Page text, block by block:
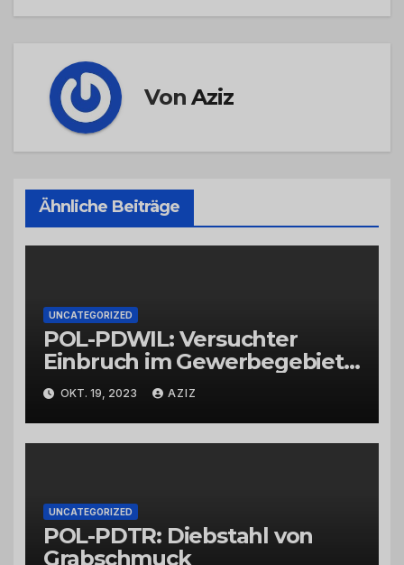
VonAziz
Ähnliche Beiträge
UNCATEGORIZED
POL-PDWIL: Versuchter
Einbruch im Gewerbegebiet
Wittlich
OKT. 19, 2023 AZIZ
UNCATEGORIZED
POL-PDTR: Diebstahl von
Grabschmuck